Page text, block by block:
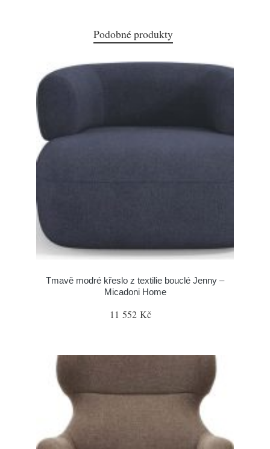
Podobné produkty
Tmavě modré křeslo z textilie bouclé Jenny –
Micadoni Home
11 552 Kč